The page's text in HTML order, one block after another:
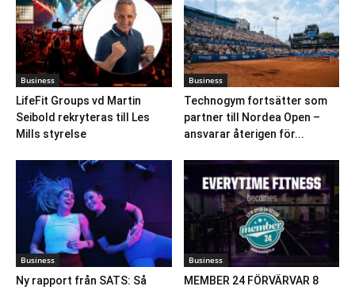
Business
LifeFit Groups vd Martin
Seibold rekryteras till Les
Mills styrelse
Business
Technogym fortsätter som
partner till Nordea Open –
ansvarar återigen för...
Business
Ny rapport från SATS: Så
Business
MEMBER 24 FÖRVÄRVAR 8